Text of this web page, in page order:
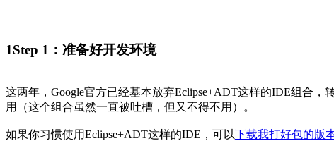
1Step 1：准备好开发环境
这两年，Google官方已经基本放弃Eclipse+ADT这样的IDE组合，
用（这个组合虽然一直被吐槽，但又不得不用）。
如果你习惯使用Eclipse+ADT这样的IDE，可以下载我打好包的版